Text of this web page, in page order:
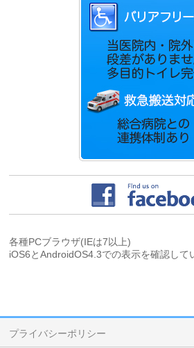
各種PCブラウザ(IEは7以上)
iOS6とAndroidOS4.3での表示を確認して
プライバシーポリシー